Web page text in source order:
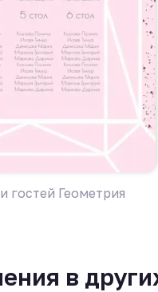
гостей Геометрия
в